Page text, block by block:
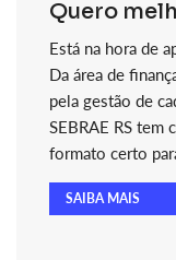
Quero
Está na hora de
Da área de
pela gestão de
SEBRAE RS tem
formato certo
SAIBA MAIS